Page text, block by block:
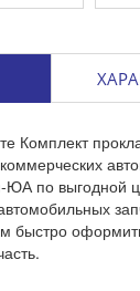
Комплект
ЮА по выгодной
быстро